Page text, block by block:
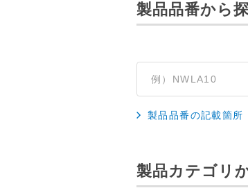
製品品番から
製品品番の記載箇所
製品カテゴリ